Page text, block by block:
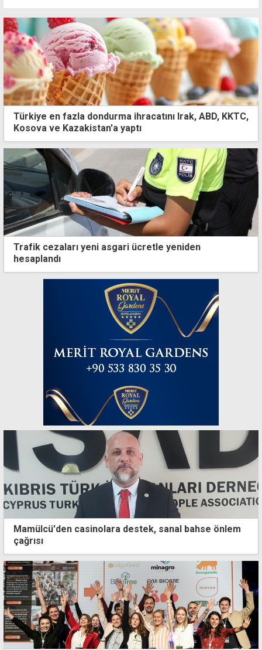
Türkiye en fazla dondurma ihracatını Irak, ABD, KKTC,
Kosova ve Kazakistan'a yaptı
Trafik cezaları yeni asgari ücretle yeniden
hesaplandı
Mamülcü'den casinolara destek, sanal bahse önlem
çağrısı